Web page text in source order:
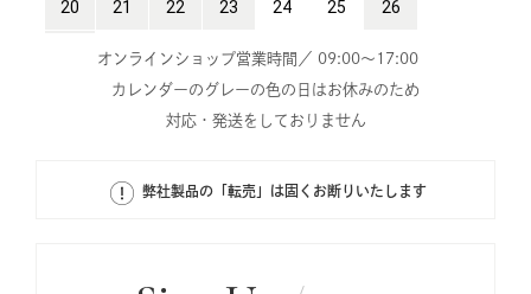
オンラインショップ営業時間／ 09:00～17:00
カレンダーのグレーの色の日はお休みのため
対応・発送をしておりません
弊社製品の「転売」は固くお断りいたします